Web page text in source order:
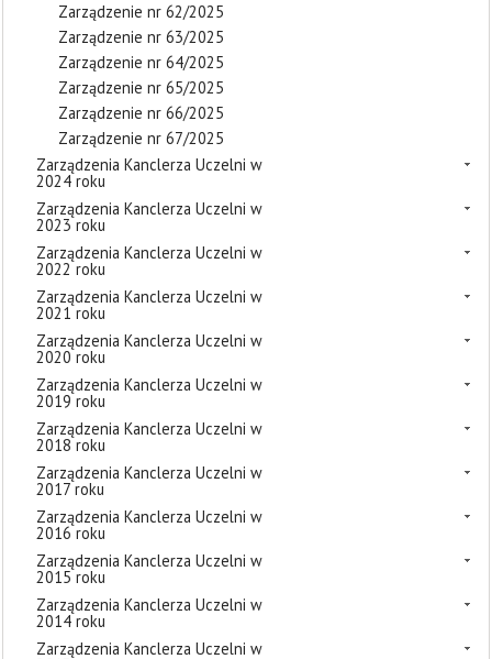
Zarządzenie nr 62/2025
Zarządzenie nr 63/2025
Zarządzenie nr 64/2025
Zarządzenie nr 65/2025
Zarządzenie nr 66/2025
Zarządzenie nr 67/2025
Zarządzenia Kanclerza Uczelni w
2024 roku
Zarządzenia Kanclerza Uczelni w
2023 roku
Zarządzenia Kanclerza Uczelni w
2022 roku
Zarządzenia Kanclerza Uczelni w
2021 roku
Zarządzenia Kanclerza Uczelni w
2020 roku
Zarządzenia Kanclerza Uczelni w
2019 roku
Zarządzenia Kanclerza Uczelni w
2018 roku
Zarządzenia Kanclerza Uczelni w
2017 roku
Zarządzenia Kanclerza Uczelni w
2016 roku
Zarządzenia Kanclerza Uczelni w
2015 roku
Zarządzenia Kanclerza Uczelni w
2014 roku
Zarządzenia Kanclerza Uczelni w